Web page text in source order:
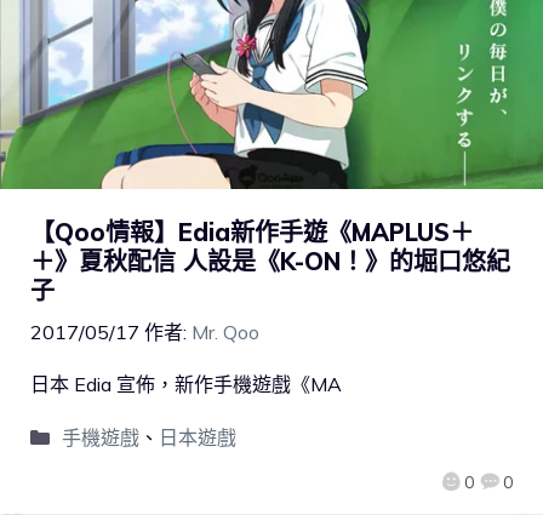
【Qoo情報】Edia新作手遊《MAPLUS＋
＋》夏秋配信 人設是《K-ON！》的堀口悠紀
子
2017/05/17 作者: Mr. Qoo
0 0
日本 Edia 宣佈，新作手機遊戲《MA
手機遊戲、 日本遊戲